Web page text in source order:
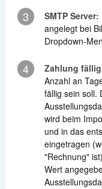
3 SMTP Server:
angelegt bei
Dropdown-
4 Zahlung
Anzahl an
fällig sein soll.
wird beim
und in das
eingetragen
"Rechnung"
Wert